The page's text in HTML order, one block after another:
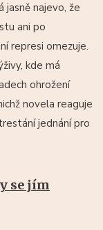
jasně najevo, že
ani po
represi omezuje.
kde má
ohrožení
novela reaguje
jednání pro
se jím